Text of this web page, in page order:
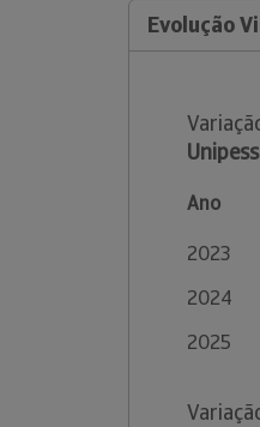
Evolução
Ano
2023
2024
2025